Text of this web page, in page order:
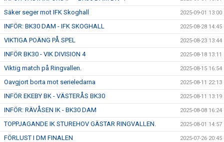
Säker seger mot IFK Skoghall 2025-09-01 13:00
INFÖR: BK30 DAM - IFK SKOGHALL 2025-08-28 14:45
VIKTIGA POÄNG PÅ SPEL 2025-08-23 13:44
INFÖR BK30 - VIK DIVISION 4 2025-08-18 13:11
Viktig match på Ringvallen. 2025-08-15 16:54
Oavgjort borta mot serieledarna 2025-08-11 22:13
INFÖR EKEBY BK - VÄSTERÅS BK30 2025-08-11 13:19
INFÖR: RÄVÅSEN IK - BK30 DAM 2025-08-08 16:24
TOPPJAGANDE IK STUREHOV GÄSTAR RINGVALLEN. 2025-08-01 14:57
FÖRLUST I DM FINALEN 2025-07-26 20:45